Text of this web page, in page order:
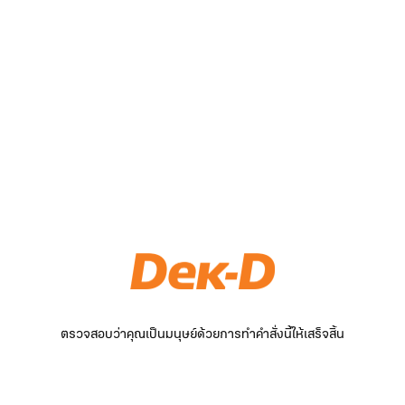
ตรวจสอบว่าคุณเป็นมนุษย์ด้วยการทำคำสั่งนี้ให้เสร็จสิ้น